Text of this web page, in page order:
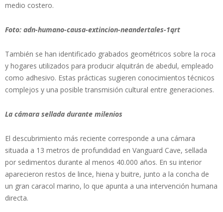
medio costero.
Foto: adn-humano-causa-extincion-neandertales-1qrt
También se han identificado grabados geométricos sobre la roca
y hogares utilizados para producir alquitrán de abedul, empleado
como adhesivo. Estas prácticas sugieren conocimientos técnicos
complejos y una posible transmisión cultural entre generaciones.
La cámara sellada durante milenios
El descubrimiento más reciente corresponde a una cámara
situada a 13 metros de profundidad en Vanguard Cave, sellada
por sedimentos durante al menos 40.000 años. En su interior
aparecieron restos de lince, hiena y buitre, junto a la concha de
un gran caracol marino, lo que apunta a una intervención humana
directa.